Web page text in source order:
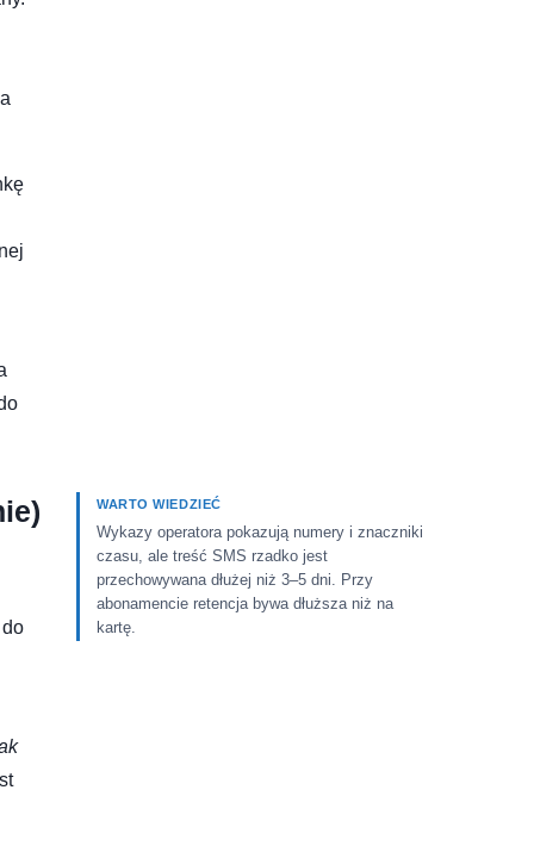
WARTO WIEDZIEĆ
Wykazy operatora pokazują numery i znaczniki
czasu, ale treść SMS rzadko jest
przechowywana dłużej niż 3–5 dni. Przy
abonamencie retencja bywa dłuższa niż na
kartę.